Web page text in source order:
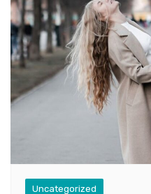
Uncategorized